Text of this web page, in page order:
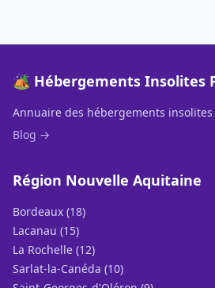
🏕️ Hébergements Insolites
Annuaire des hébergements insolites
Blog →
Région Nouvelle Aquitaine
Bordeaux (18)
Lacanau (15)
La Rochelle (12)
Sarlat-la-Canéda (10)